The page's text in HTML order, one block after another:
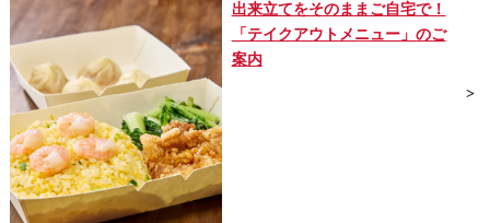
出来立てをそのままご自宅で！
「テイクアウトメニュー」のご
案内